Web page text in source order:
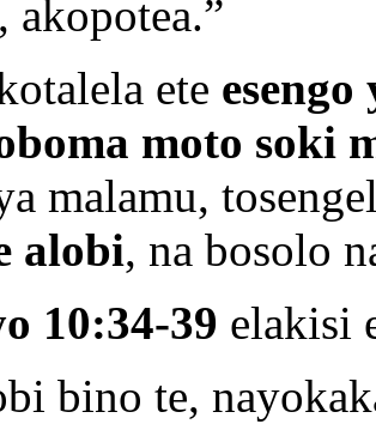
akopotea.”
ete
moto soki
malamu,
alobi, na bosolo
10:34-39 elakisi
bino te,